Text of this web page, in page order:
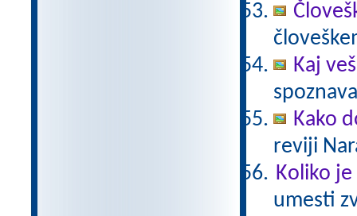
Kaj
Kako
reviji
Koliko
umesti